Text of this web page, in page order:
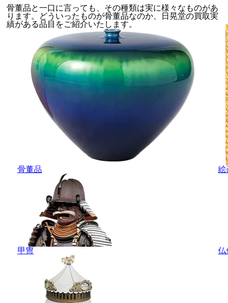
骨董品と一口に言っても、その種類は実に様々なものがあ
ります。どういったものが骨董品なのか、日晃堂の買取実
績がある品目をご紹介いたします。
骨董品
甲冑
絵
仏